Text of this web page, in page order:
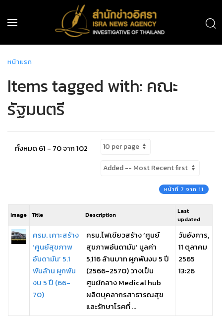
หน้าแรก
Items tagged with: คณะ
รัฐมนตรี
ทั้งหมด 61 - 70 จาก 102
หน้าที่ 7 จาก 11
Image Title Description
Last
updated
ครม. เคาะสร้าง
‘ศูนย์สุขภาพ
อันดามัน’ 5.1
พันล้าน ผูกพัน
งบ 5 ปี (66-
70)
ครม.ไฟเขียวสร้าง ‘ศูนย์
สุขภาพอันดามัน’ มูลค่า
5,116 ล้านบาท ผูกพันงบ 5 ปี
(2566-2570) วางเป็น
ศูนย์กลาง Medical hub
ผลิตบุคลากรสาธารณสุข
และรักษาโรคที่ ...
วันอังคาร,
11 ตุลาคม
2565
13:26